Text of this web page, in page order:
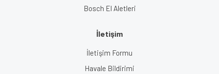
Bosch El Aletleri
İletişim
İletişim Formu
Havale Bildirimi